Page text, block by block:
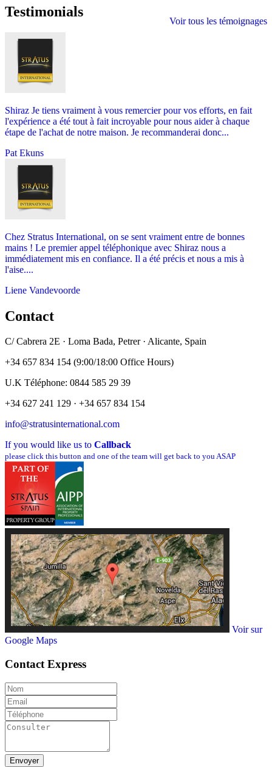
Voir tous les témoignages
Testimonials
Shiraz Je tiens vraiment à vous remercier pour vos efforts, en fait
l'expérience a été tout à fait incroyable pour nous aider à chaque
étape de l'achat de notre maison. Je recommanderai donc...
Pat Ekuns
Chez Stratus International, on se sent vraiment entre de bonnes
mains ! Le premier appel téléphonique avec Shiraz nous a
immédiatement mis en confiance. Il a été précis et nous a mis à
l'aise....
Liene Vandevoorde
Contact
C/ Cabrera 2E · Loma Bada, Petrer · Alicante, Spain
+34 657 834 154 (9:00/18:00 Office Hours)
U.K Téléphone: 0844 585 29 39
+34 627 241 129 · +34 657 834 154
info@stratusinternational.com
If you would like us to Callback
please click this button and one of the team will get back to you ASAP
Voir sur
Google Maps
ContactExpress
Envoyer